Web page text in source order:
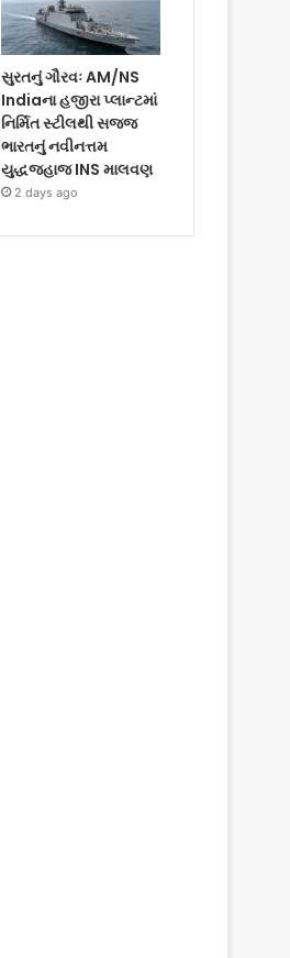
સુરતનું ગૌરવઃ AM/NS
Indiaના હજીરા પ્લાન્ટમાં
નિર્મિત સ્ટીલથી સજ્જ
ભારતનું નવીનત્તમ
યુદ્ધજહાજ INS માલવણ
2 days ago